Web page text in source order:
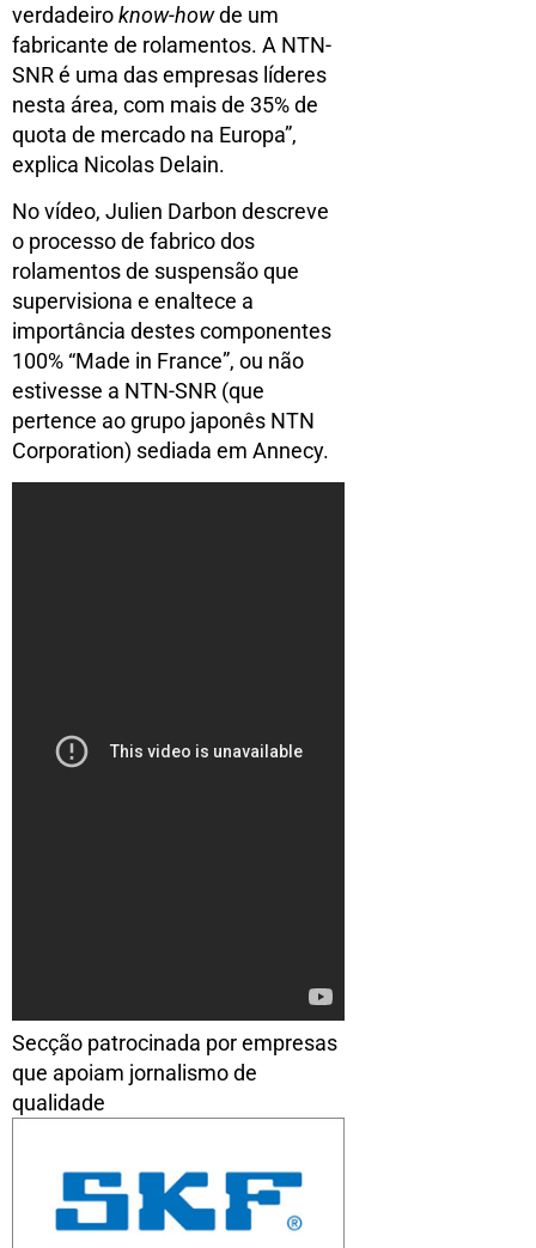
verdadeiroknow-howde um
fabricante de rolamentos. A NTN-
SNR é uma das empresas líderes
nesta área, com mais de 35% de
quota de mercado na Europa”,
explica Nicolas Delain.
No vídeo, Julien Darbon descreve
o processo de fabrico dos
rolamentos de suspensão que
supervisiona e enaltece a
importância destes componentes
100% “Made in France”, ou não
estivesse a NTN-SNR (que
pertence ao grupo japonês NTN
Corporation) sediada em Annecy.
Secção patrocinada por empresas
que apoiam jornalismo de
qualidade